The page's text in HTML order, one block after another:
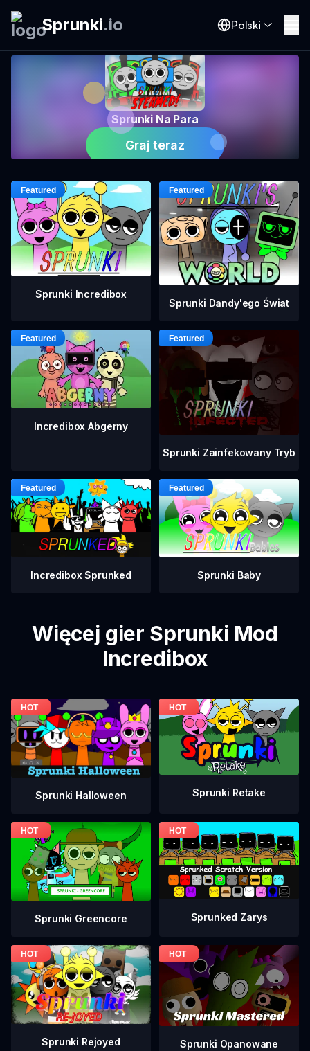
Sprunki.io Polski
Sprunki Na Para
Graj teraz
Sprunki Incredibox
Sprunki Dandy'ego Świat
Incredibox Abgerny
Sprunki Zainfekowany Tryb
Incredibox Sprunked Sprunki Baby
Więcej gier Sprunki Mod
Incredibox
Sprunki Halloween Sprunki Retake
Sprunki Greencore Sprunked Zarys
Sprunki Rejoyed Sprunki Opanowane